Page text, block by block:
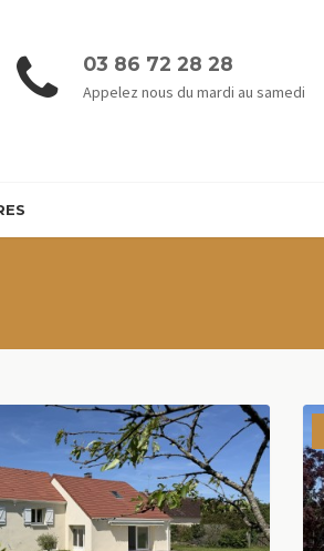
03 86 72 28 28
Appelez nous du mardi au samedi